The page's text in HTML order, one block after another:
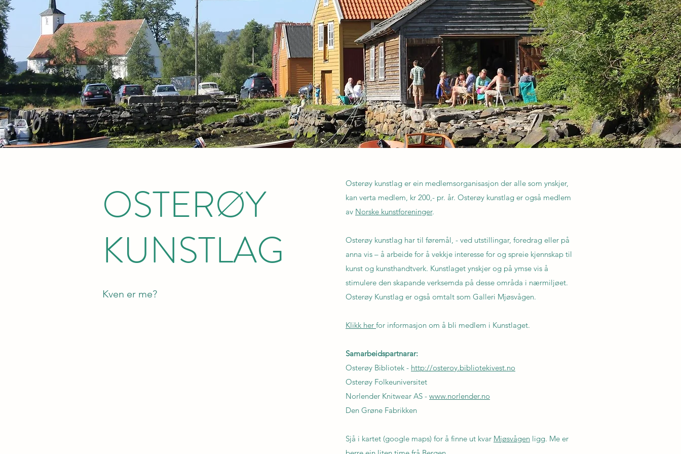
OSTERØY
KUNSTLAG
Kven er me?
Osterøy kunstlag er ein medlemsorganisasjon der alle som ynskjer,
kan verta medlem, kr 200,- pr. år. Osterøy kunstlag er også medlem
av Norske kunstforeninger.
Osterøy kunstlag har til føremål, - ved utstillingar, foredrag eller på
anna vis – å arbeide for å vekkje interesse for og spreie kjennskap til
kunst og kunsthandtverk. Kunstlaget ynskjer og på ymse vis å
stimulere den skapande verksemda på desse områda i nærmiljøet.
Osterøy Kunstlag er også omtalt som Galleri Mjøsvågen.
Klikk her for informasjon om å bli medlem i Kunstlaget.
Samarbeidspartnarar:
Osterøy Bibliotek - http://osteroy.bibliotekivest.no
Osterøy Folkeuniversitet
Norlender Knitwear AS - www.norlender.no
Den Grøne Fabrikken
Sjå i kartet (google maps) for å finne ut kvar Mjøsvågen ligg. Me er